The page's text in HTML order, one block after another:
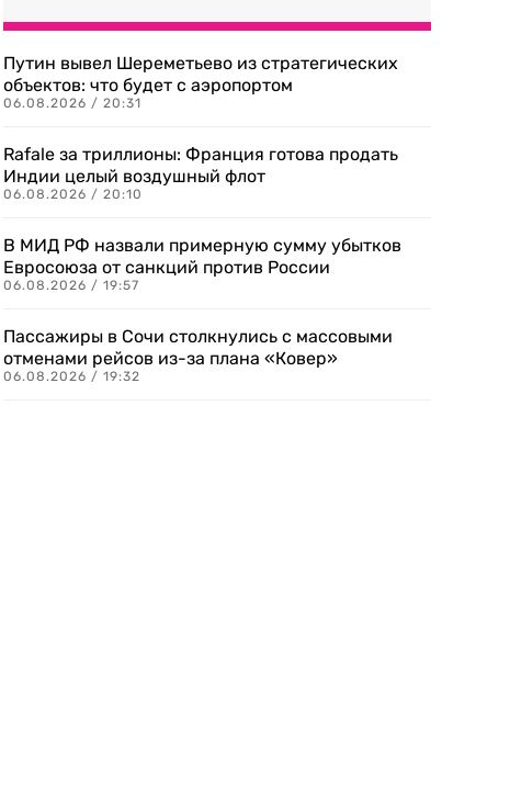
Путин вывел Шереметьево из стратегических
объектов: что будет с аэропортом
06.08.2026 / 20:31
Rafale за триллионы: Франция готова продать
Индии целый воздушный флот
06.08.2026 / 20:10
В МИД РФ назвали примерную сумму убытков
Евросоюза от санкций против России
06.08.2026 / 19:57
Пассажиры в Сочи столкнулись с массовыми
отменами рейсов из-за плана «Ковер»
06.08.2026 / 19:32